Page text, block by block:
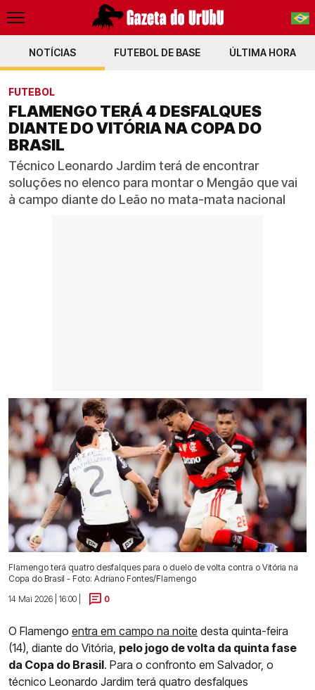
PT-BR
NOTÍCIAS FUTEBOL DE BASE ÚLTIMA HORA
FUTEBOL
FLAMENGO TERÁ 4 DESFALQUES
DIANTE DO VITÓRIA NA COPA DO
BRASIL
Técnico Leonardo Jardim terá de encontrar
soluções no elenco para montar o Mengão que vai
à campo diante do Leão no mata-mata nacional
Flamengo terá quatro desfalques para o duelo de volta contra o Vitória na
Copa do Brasil - Foto: Adriano Fontes/Flamengo
14 Mai 2026 | 16:00 |
0
O Flamengo entra em campo na noite desta quinta-feira
(14), diante do Vitória, pelo jogo de volta da quinta fase
da Copa do Brasil. Para o confronto em Salvador, o
técnico Leonardo Jardim terá quatro desfalques